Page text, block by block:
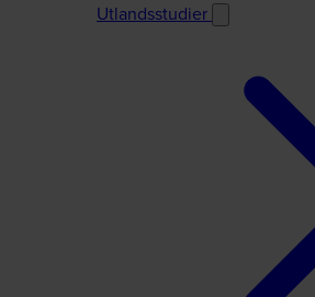
Utlandsstudier